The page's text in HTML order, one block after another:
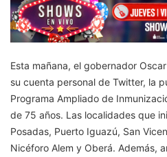
Esta mañana, el gobernador
su cuenta personal de Twitter, la
Programa Ampliado de
de 75 años. Las localidades que
Posadas, Puerto Iguazú, San
Nicéforo Alem y Oberá. Además,